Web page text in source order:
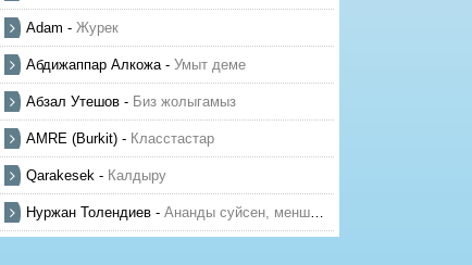
Adam - Журек
Абдижаппар Алкожа- Умыт деме
Абзал Утешов - Биз жолыгамыз
AMRE (Burkit) - Класстастар
Qarakesek - Калдыру
Нуржан Толендиев - Ананды суйсен, менше суй